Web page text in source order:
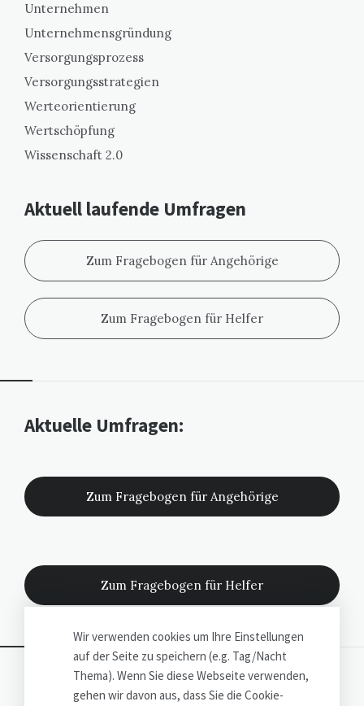
Unternehmen
Unternehmensgründung
Versorgungsprozess
Versorgungsstrategien
Werteorientierung
Wertschöpfung
Wissenschaft 2.0
Aktuell laufende Umfragen
Zum Fragebogen für Angehörige
Zum Fragebogen für Helfer
Widgets
Aktuelle Umfragen:
Zum Fragebogen für Angehörige
Zum Fragebogen für Helfer
Wolfgang George
Wir verwenden cookies um Ihre Einstellungen
auf der Seite zu speichern (e.g. Tag/Nacht
Thema). Wenn Sie diese Webseite verwenden,
gehen wir davon aus, dass Sie die Cookie-